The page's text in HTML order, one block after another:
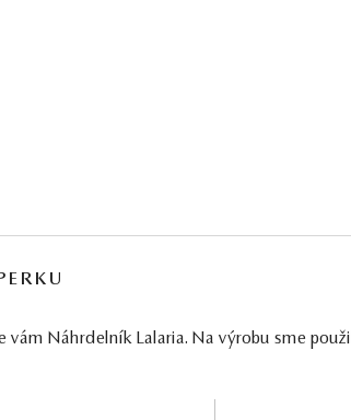
vám Náhrdelník Lalaria. Na výrobu sme